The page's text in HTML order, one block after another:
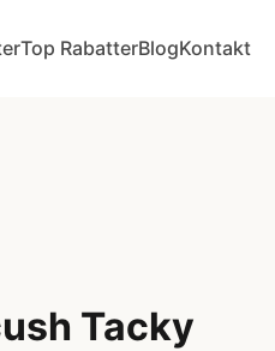
Top RabatterBlogKontakt
Tacky